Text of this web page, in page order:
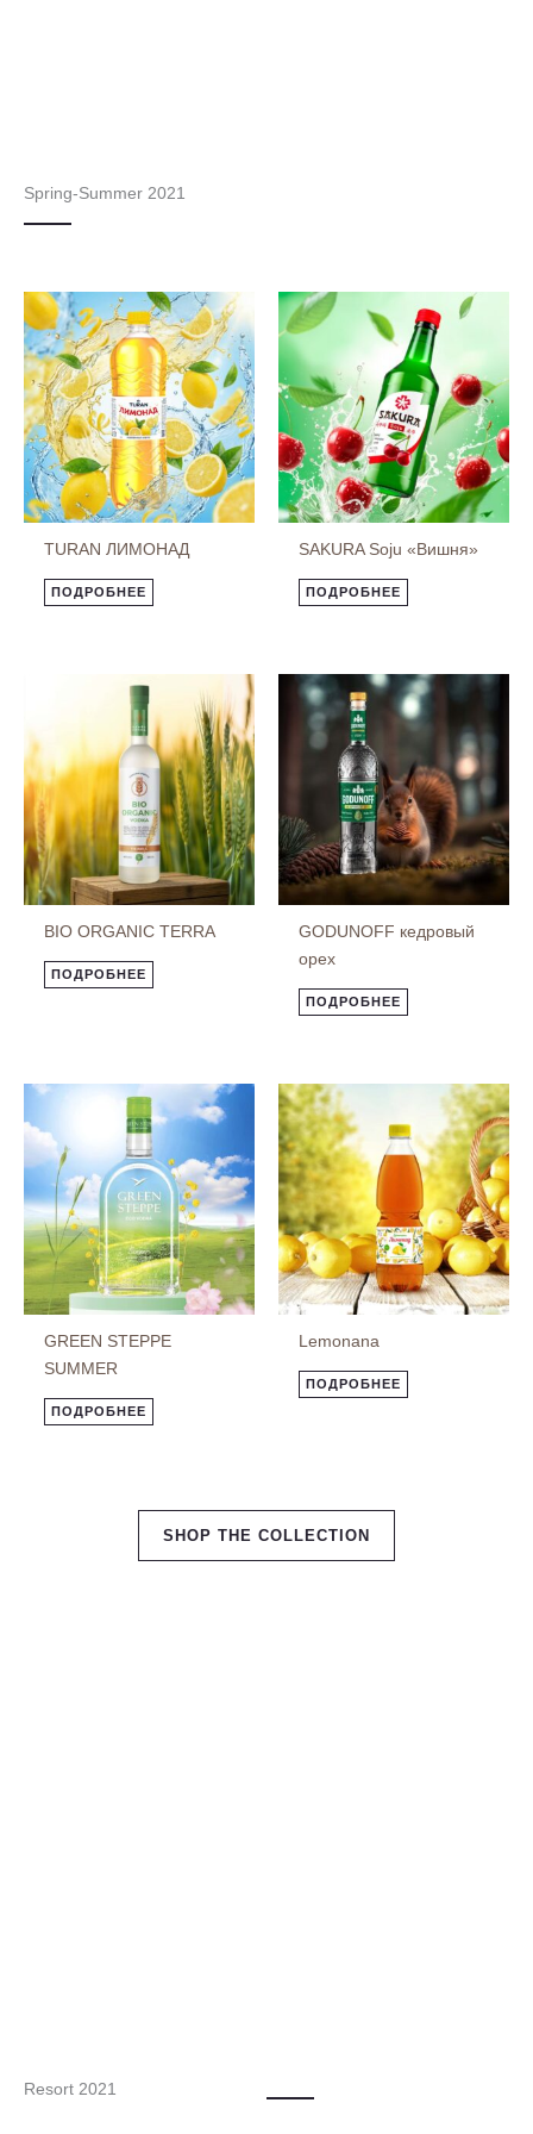
Spring-Summer 2021
TURAN ЛИМОНАД
ПОДРОБНЕЕ
SAKURA Soju «Вишня»
ПОДРОБНЕЕ
BIO ORGANIC TERRA
ПОДРОБНЕЕ
GODUNOFF кедровый
орех
ПОДРОБНЕЕ
GREEN STEPPE
SUMMER
ПОДРОБНЕЕ
Lemonana
ПОДРОБНЕЕ
SHOP THE COLLECTION
Resort 2021